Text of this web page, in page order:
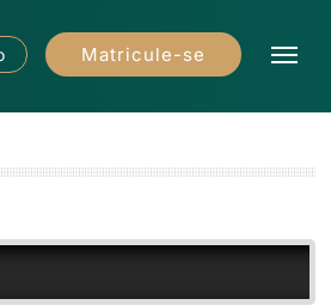
Matricule-se